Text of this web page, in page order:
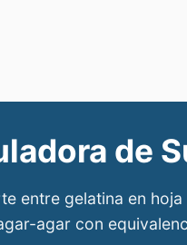
de
entre gelatina en
agar con